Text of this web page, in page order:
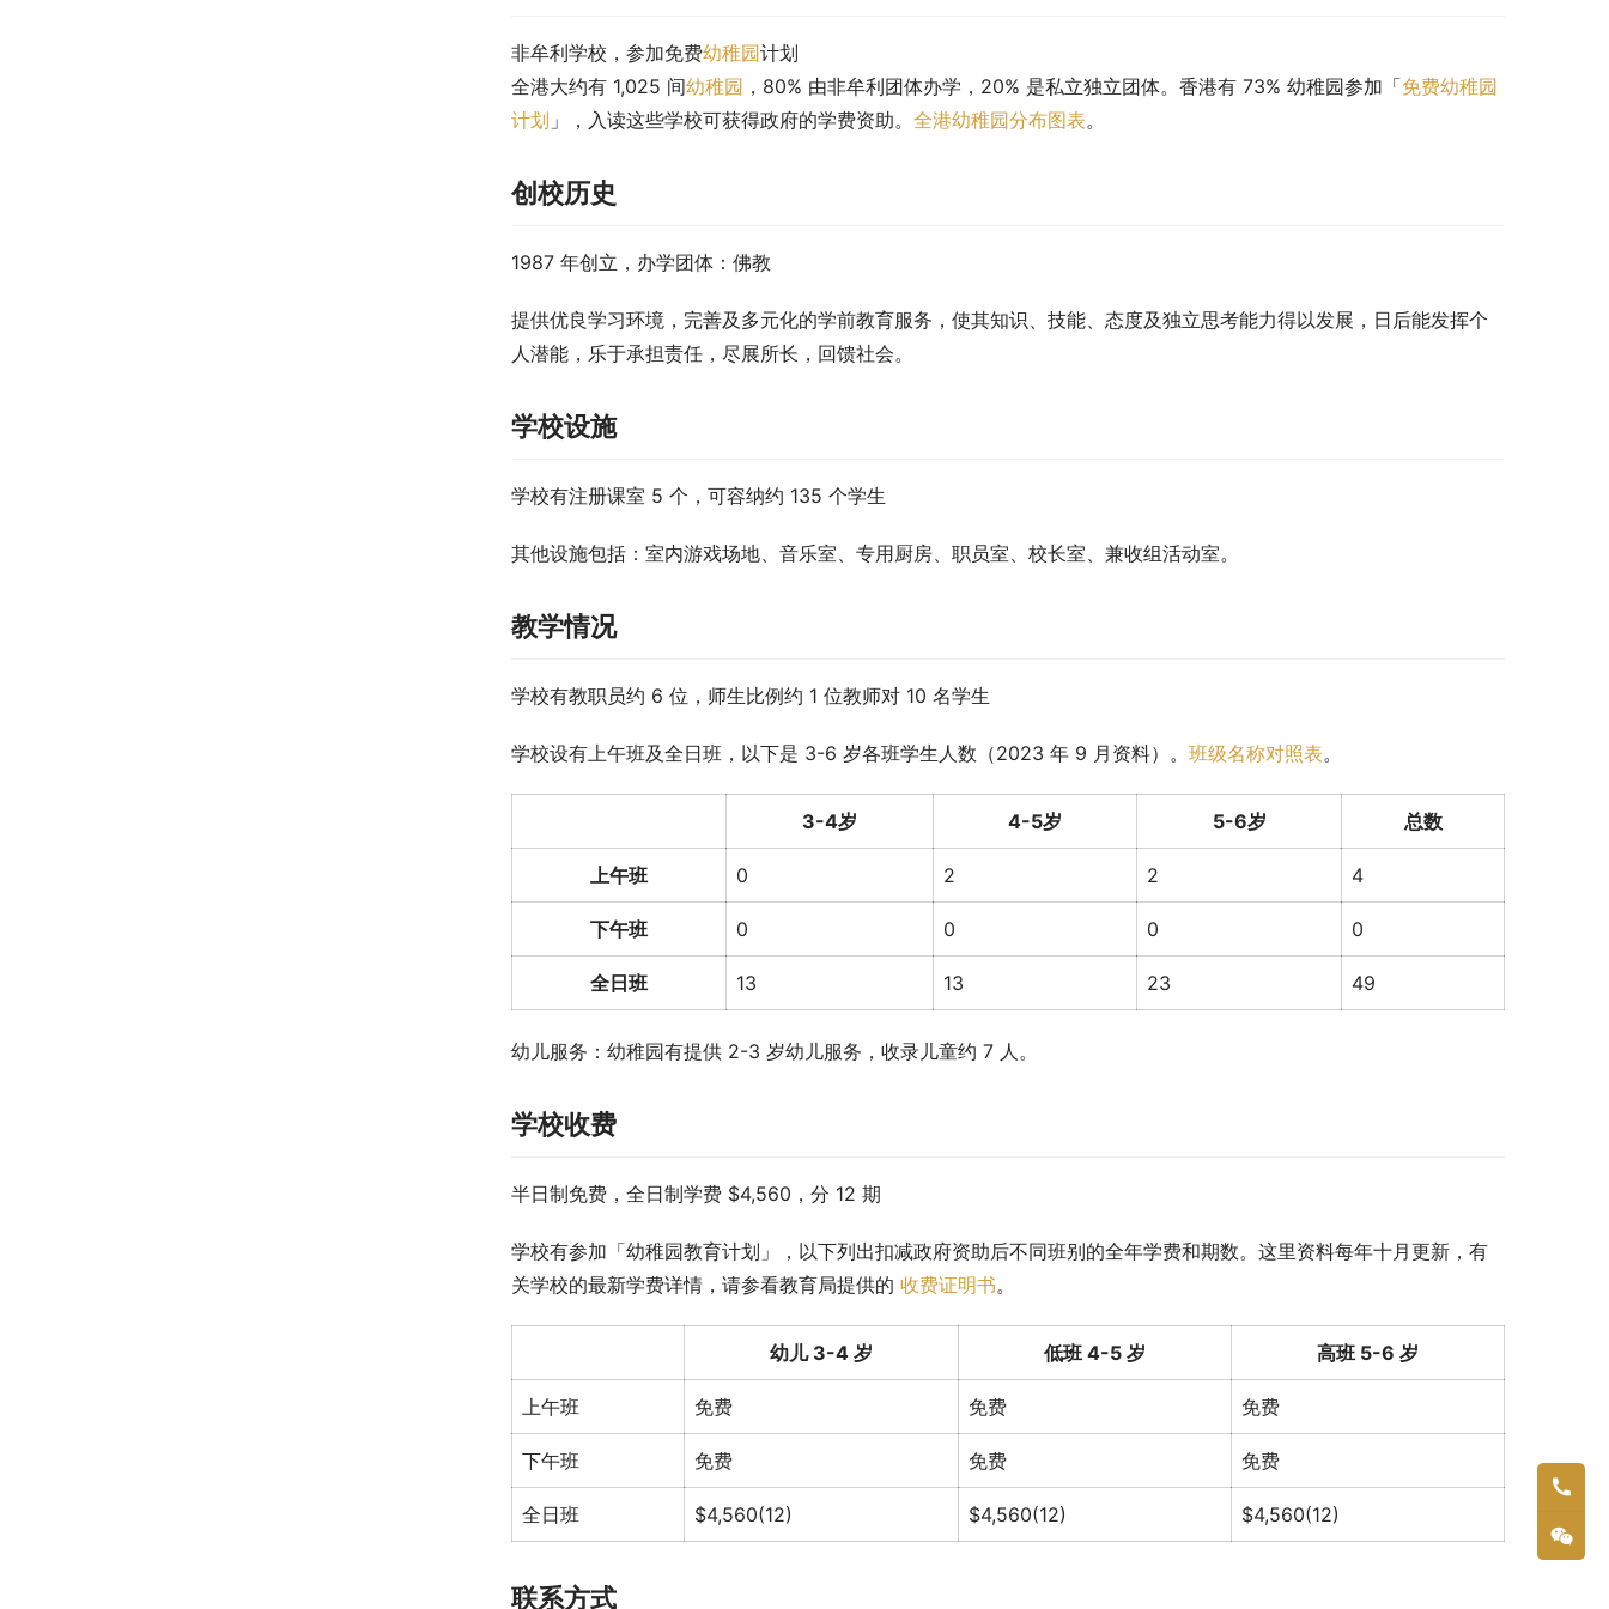
非牟利学校，参加免费幼稚园计划
全港大约有 1,025 间幼稚园 ，80% 由非牟利团体办学，20% 是私立独立团体。香港有 73% 幼稚园参加「免费幼稚园
计划 」，入读这些学校可获得政府的学费资助。 全港幼稚园分布图表。
创校历史
1987 年创立，办学团体：佛教
提供优良学习环境，完善及多元化的学前教育服务，使其知识、技能、态度及独立思考能力得以发展，日后能发挥个
人潜能，乐于承担责任，尽展所长，回馈社会。
学校设施
学校有注册课室 5 个，可容纳约 135 个学生
其他设施包括：室内游戏场地、音乐室、专用厨房、职员室、校长室、兼收组活动室。
教学情况
学校有教职员约 6 位，师生比例约 1 位教师对 10 名学生
学校设有上午班及全日班，以下是 3-6 岁各班学生人数（2023 年 9 月资料）。 班级名称对照表。
3-4岁 4-5岁 5-6岁 总数
上午班 0 2 2 4
下午班 0 0 0 0
全日班 13 13 23 49
幼儿服务：幼稚园有提供 2-3 岁幼儿服务，收录儿童约 7 人。
学校收费
半日制免费，全日制学费 $4,560，分 12 期
学校有参加「幼稚园教育计划」，以下列出扣减政府资助后不同班别的全年学费和期数。这里资料每年十月更新，有
关学校的最新学费详情，请参看教育局提供的 收费证明书。
幼儿 3-4 岁 低班 4-5 岁 高班 5-6 岁
上午班 免费 免费 免费
下午班 免费 免费 免费
全日班 $4,560(12) $4,560(12) $4,560(12)
联系方式